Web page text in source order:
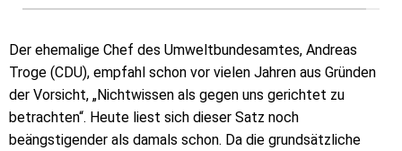
Der ehemalige Chef des Umweltbundesamtes, Andreas
Troge (CDU), empfahl schon vor vielen Jahren aus Gründen
der Vorsicht, „Nichtwissen als gegen uns gerichtet zu
betrachten“. Heute liest sich dieser Satz noch
beängstigender als damals schon. Da die grundsätzliche